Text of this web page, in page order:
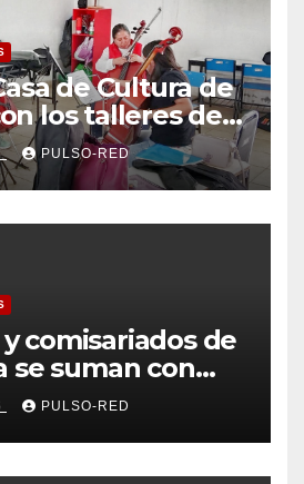
de Cultura de
los talleres de
y
las inscripciones
PULSO-RED
comisariados de
se suman con
respaldan
de defensa
PULSO-RED